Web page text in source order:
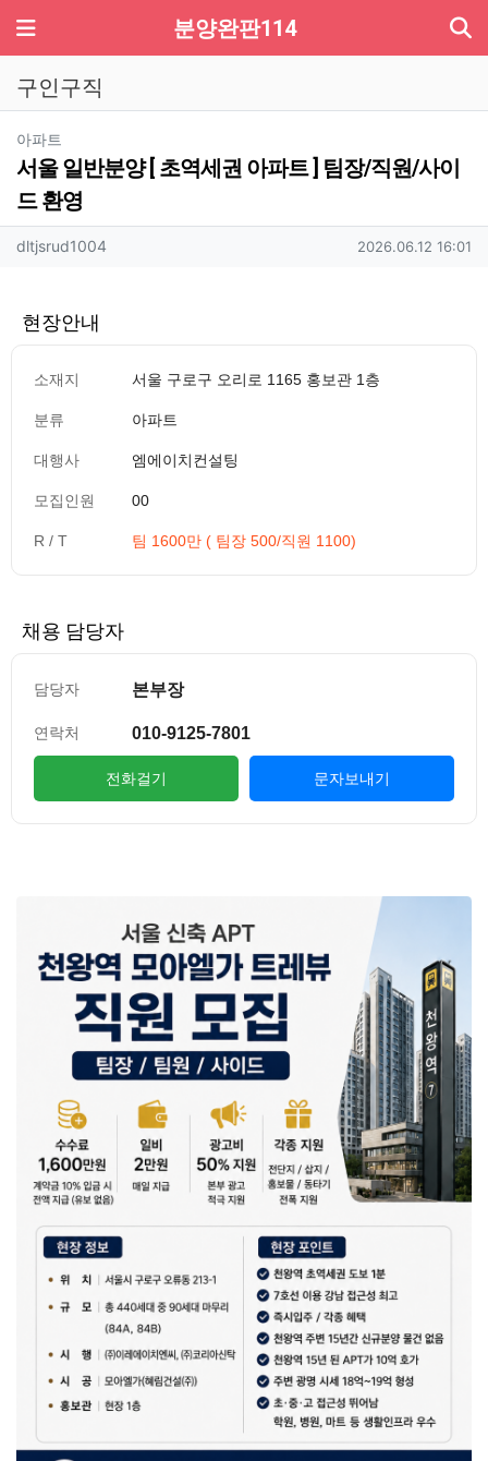
메뉴 분양완판114
구인구직
아파트
서울 일반분양 [ 초역세권 아파트 ] 팀장/직원/사이
드 환영
작성자 정보
dltjsrud1004 작성일
2026.06.12 16:01
현장안내
소재지 서울 구로구 오리로 1165 홍보관 1층
분류 아파트
대행사 엠에이치컨설팅
모집인원 00
R / T 팀 1600만 ( 팀장 500/직원 1100)
채용 담당자
담당자 본부장
연락처 010-9125-7801
전화걸기 문자보내기